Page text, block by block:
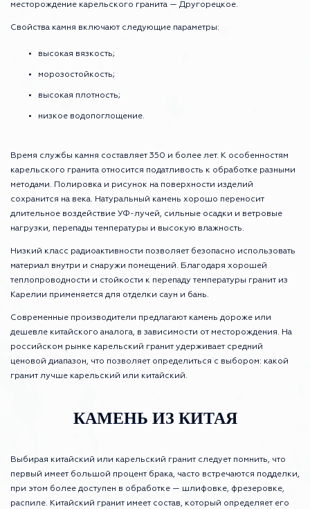
месторождение карельского гранита — Другорецкое.
Свойства камня включают следующие параметры:
высокая вязкость;
морозостойкость;
высокая плотность;
низкое водопоглощение.
Время службы камня составляет 350 и более лет. К особенностям
карельского гранита относится податливость к обработке разными
методами. Полировка и рисунок на поверхности изделий
сохранится на века. Натуральный камень хорошо переносит
длительное воздействие УФ-лучей, сильные осадки и ветровые
нагрузки, перепады температуры и высокую влажность.
Низкий класс радиоактивности позволяет безопасно использовать
материал внутри и снаружи помещений. Благодаря хорошей
теплопроводности и стойкости к перепаду температуры гранит из
Карелии применяется для отделки саун и бань.
Современные производители предлагают камень дороже или
дешевле китайского аналога, в зависимости от месторождения. На
российском рынке карельский гранит удерживает средний
ценовой диапазон, что позволяет определиться с выбором: какой
гранит лучше карельский или китайский.
КАМЕНЬ ИЗ КИТАЯ
Выбирая китайский или карельский гранит следует помнить, что
первый имеет большой процент брака, часто встречаются подделки,
при этом более доступен в обработке — шлифовке, фрезеровке,
распиле. Китайский гранит имеет состав, который определяет его